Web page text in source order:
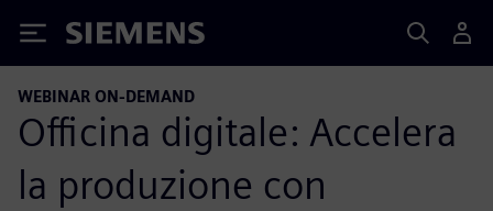
Siemens
WEBINAR ON-DEMAND
Officina digitale: Accelera
la produzione con